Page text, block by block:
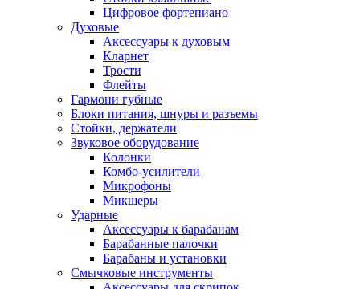
Цифровое фортепиано
Духовые
Аксессуары к духовым
Кларнет
Трости
Флейты
Гармони губные
Блоки питания, шнуры и разъемы
Стойки, держатели
Звуковое оборудование
Колонки
Комбо-усилители
Микрофоны
Микшеры
Ударные
Аксессуары к барабанам
Барабанные палочки
Барабаны и установки
Смычковые инструменты